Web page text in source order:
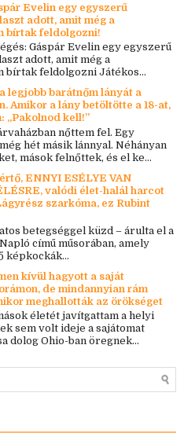
Evelin egy egyszerű
adott, amit még a
bírtak feldolgozni!
Gáspár Evelin egy egyszerű
adott, amit még a
bírtak feldolgozni Játékos...
legjobb barátnőm lányát a
Amikor a lány betöltötte a 18-at,
„Pakolnod kell!”
nőttem fel. Egy
hét másik lánnyal. Néhányan
mások felnőttek, és el ke...
ENNYI ESÉLYE VAN
valódi élet-halál harcot
szarkóma, ez Rubint
betegséggel küzd – árulta el a
című műsorában, amely
képkockák...
kívül hagyott a saját
de mindannyian rám
meghallották az örökséget
életét javítgattam a helyi
sem volt ideje a sajátomat
dolog Ohio-ban öregnek...